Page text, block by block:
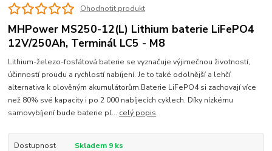
Ohodnotit produkt
MHPower MS250-12(L) Lithium baterie LiFePO4
12V/250Ah, Terminál LC5 - M8
Lithium-železo-fosfátová baterie se vyznačuje výjimečnou životností,
účinností proudu a rychlostí nabíjení. Je to také odolnější a lehčí
alternativa k olověným akumulátorům.Baterie LiFePO4 si zachovají více
než 80% své kapacity i po 2 000 nabíjecích cyklech. Díky nízkému
samovybíjení bude baterie pl... celý popis
Dostupnost Skladem 9 ks